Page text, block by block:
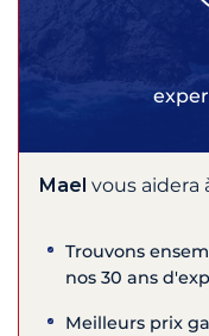
Mael vous aidera
Trouvons
nos 30 ans
Meilleurs prix